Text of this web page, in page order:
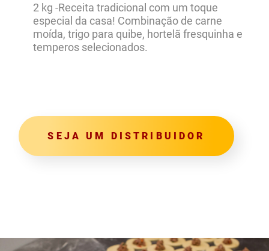
2 kg -Receita tradicional com um toque
especial da casa! Combinação de carne
moída, trigo para quibe, hortelã fresquinha e
temperos selecionados.
SEJA UM DISTRIBUIDOR